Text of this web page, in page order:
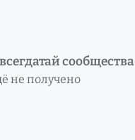
сообщества
не получено